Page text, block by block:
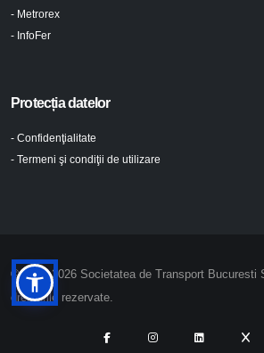
- Metrorex
- InfoFer
Protecția datelor
- Confidenţialitate
- Termeni şi condiţii de utilizare
© 2024-2026 Societatea de Transport Bucuresti
drepturile rezervate.